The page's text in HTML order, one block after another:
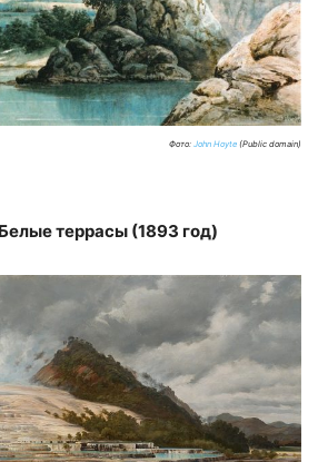
Фото: John Hoyte (Public domain)
террасы (1893 год)